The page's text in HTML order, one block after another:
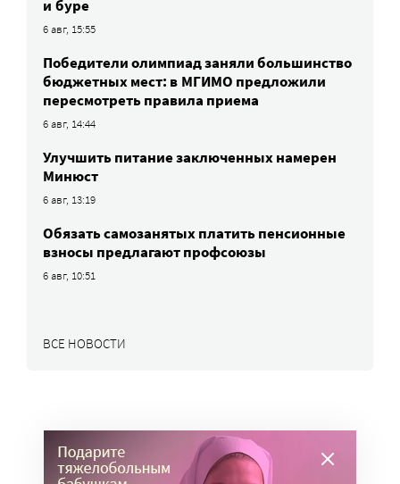
и буре
6 авг, 15:55
Победители олимпиад заняли большинство
бюджетных мест: в МГИМО предложили
пересмотреть правила приема
6 авг, 14:44
Улучшить питание заключенных намерен
Минюст
6 авг, 13:19
Обязать самозанятых платить пенсионные
взносы предлагают профсоюзы
6 авг, 10:51
ВСЕ НОВОСТИ